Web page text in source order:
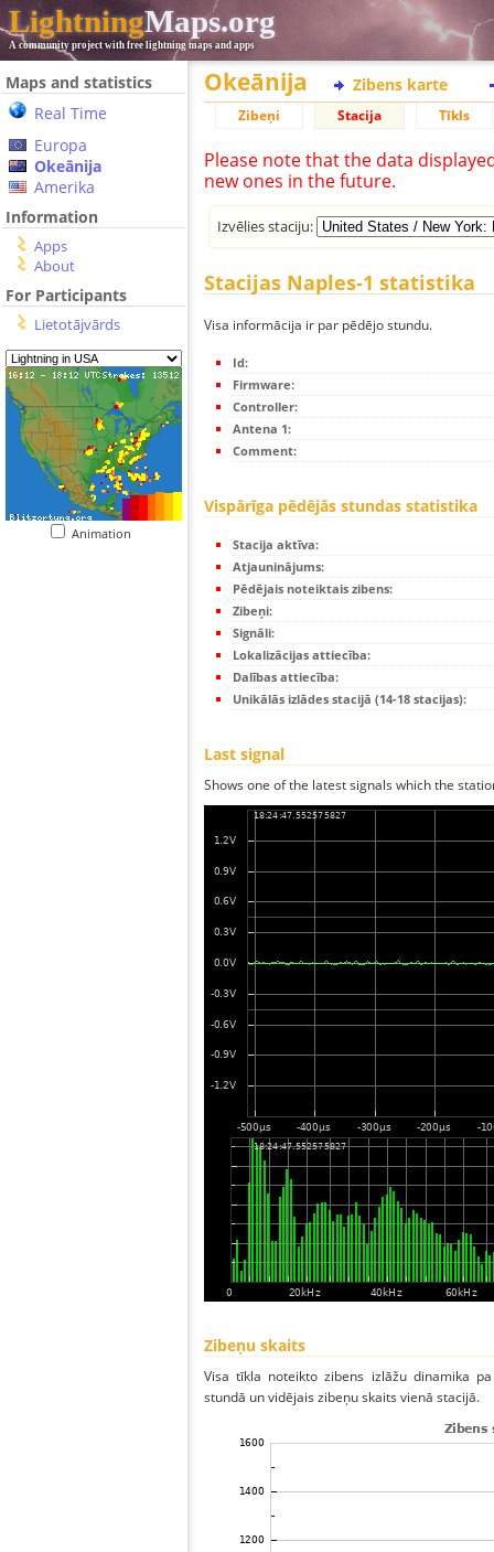
LightningMaps.org
A community project with free lightning maps and apps
Maps and statistics
Real Time
Europa
Okeānija
Amerika
Information
Apps
About
For Participants
Lietotājvārds
Animation
Okeānija Zibens karte
Zibeņi Stacija Tīkls
Please note that the data
new ones in the future.
Izvēlies staciju:
Stacijas Naples-1 statistika
Visa informācija ir par pēdējo stundu.
Id:
Firmware:
Controller:
Antena 1:
Comment:
Vispārīga pēdējās stundas statistika
Stacija aktīva:
Atjauninājums:
Pēdējais noteiktais zibens:
Zibeņi:
Signāli:
Lokalizācijas attiecība:
Dalības attiecība:
Unikālās izlādes stacijā (14-18 stacijas):
Last signal
Shows one of the latest signals which the
Zibeņu skaits
Visa tīkla noteikto zibens izlāžu dinamika
stundā un vidējais zibeņu skaits vienā stacijā.